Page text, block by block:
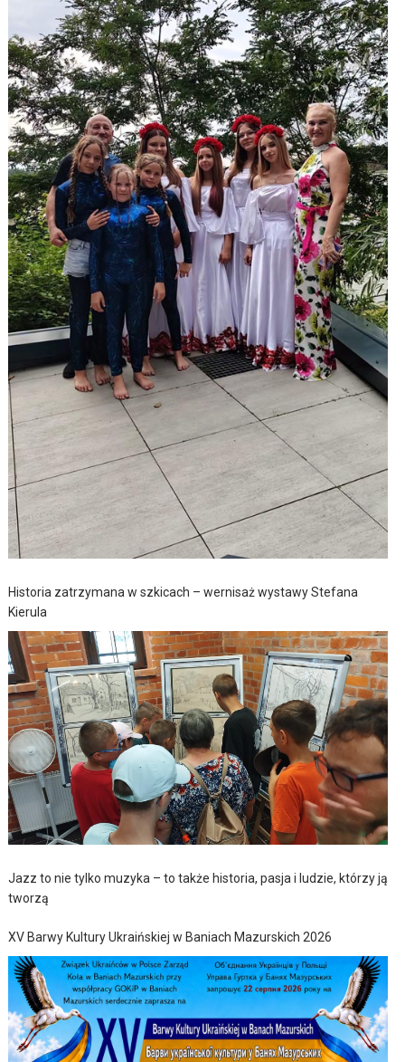
Historia zatrzymana w szkicach – wernisaż wystawy Stefana
Kierula
Jazz to nie tylko muzyka – to także historia, pasja i ludzie, którzy ją
tworzą
XV Barwy Kultury Ukraińskiej w Baniach Mazurskich 2026